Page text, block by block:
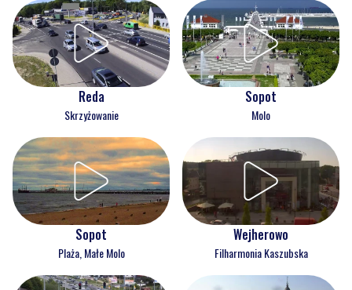
Reda
Skrzyżowanie
Sopot
Molo
Sopot
Plaża, Małe Molo
Wejherowo
Filharmonia Kaszubska